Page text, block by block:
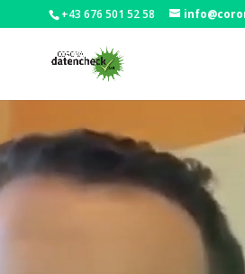
+43 676 501 52 58